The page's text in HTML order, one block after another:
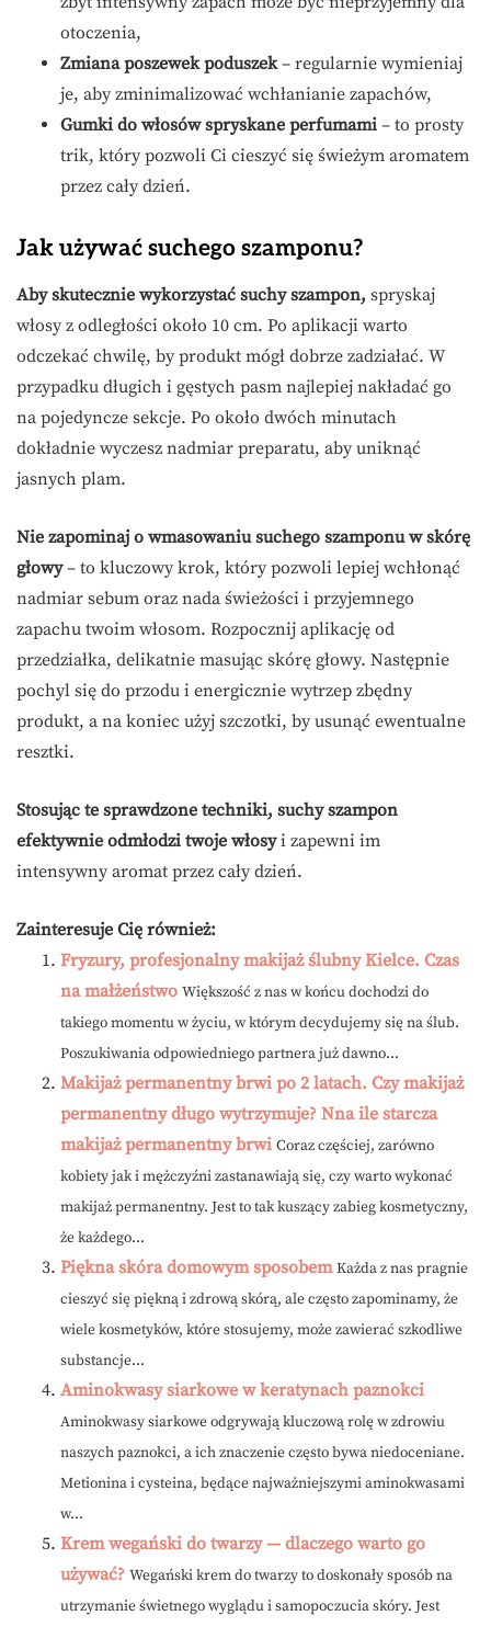
otoczenia,
Zmiana poszewek poduszek– regularnie wymieniaj
je, aby zminimalizować wchłanianie zapachów,
Gumki do włosów spryskane perfumami – to prosty
trik, który pozwoli Ci cieszyć się świeżym aromatem
przez cały dzień.
Jak używać suchego szamponu?
Aby skutecznie wykorzystać suchy szampon, spryskaj
włosy z odległości około 10 cm. Po aplikacji warto
odczekać chwilę, by produkt mógł dobrze zadziałać. W
przypadku długich i gęstych pasm najlepiej nakładać go
na pojedyncze sekcje. Po około dwóch minutach
dokładnie wyczesz nadmiar preparatu, aby uniknąć
jasnych plam.
Nie zapominaj o wmasowaniu suchego szamponu w skórę
głowy– to kluczowy krok, który pozwoli lepiej wchłonąć
nadmiar sebum oraz nada świeżości i przyjemnego
zapachu twoim włosom. Rozpocznij aplikację od
przedziałka, delikatnie masując skórę głowy. Następnie
pochyl się do przodu i energicznie wytrzep zbędny
produkt, a na koniec użyj szczotki, by usunąć ewentualne
resztki.
Stosując te sprawdzone techniki, suchy szampon
efektywnie odmłodzi twoje włosyi zapewni im
intensywny aromat przez cały dzień.
Zainteresuje Cię również:
Fryzury, profesjonalny makijaż ślubny Kielce. Czas
na małżeństwo Większość z nas w końcu dochodzi do
takiego momentu w życiu, w którym decydujemy się na ślub.
Poszukiwania odpowiedniego partnera już dawno...
Makijaż permanentny brwi po 2 latach. Czy makijaż
permanentny długo wytrzymuje? Nna ile starcza
makijaż permanentny brwi Coraz częściej, zarówno
kobiety jak i mężczyźni zastanawiają się, czy warto wykonać
makijaż permanentny. Jest to tak kuszący zabieg kosmetyczny,
że każdego...
Piękna skóra domowym sposobem Każda z nas pragnie
cieszyć się piękną i zdrową skórą, ale często zapominamy, że
wiele kosmetyków, które stosujemy, może zawierać szkodliwe
substancje...
Aminokwasy siarkowe w keratynach paznokci
Aminokwasy siarkowe odgrywają kluczową rolę w zdrowiu
naszych paznokci, a ich znaczenie często bywa niedoceniane.
Metionina i cysteina, będące najważniejszymi aminokwasami
w...
Krem wegański do twarzy — dlaczego warto go
używać? Wegański krem do twarzy to doskonały sposób na
utrzymanie świetnego wyglądu i samopoczucia skóry. Jest